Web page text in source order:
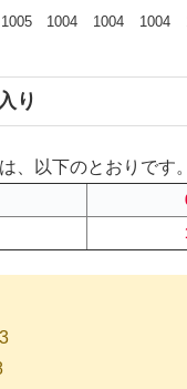
1005 1004 1004 1004
り
、以下のとおりです。